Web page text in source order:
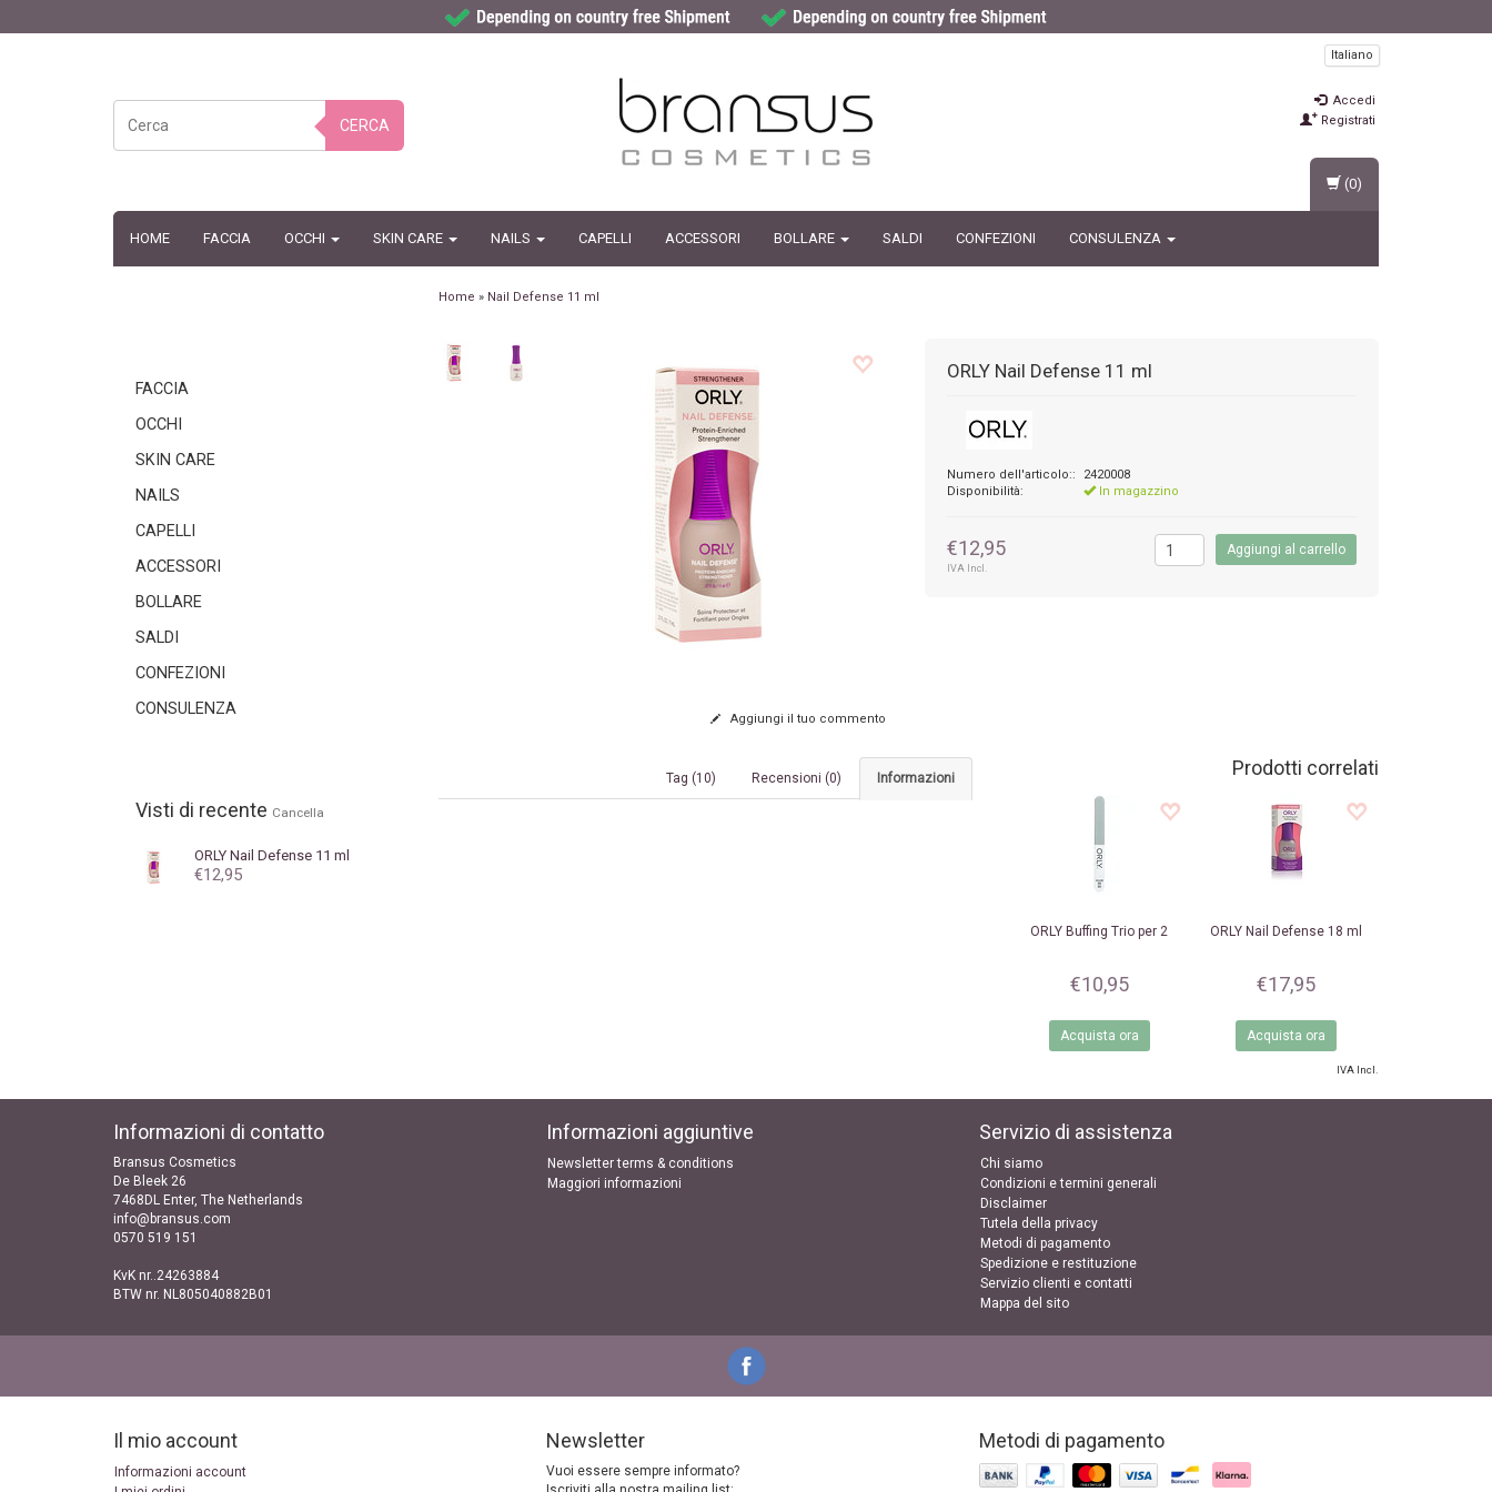
CERCA
Italiano
Accedi
Registrati
HOME FACCIA OCCHI SKIN CARE NAILS CAPELLI ACCESSORI BOLLARE SALDI CONFEZIONI CONSULENZA
(0)
FACCIA
OCCHI
SKIN CARE
NAILS
CAPELLI
ACCESSORI
BOLLARE
SALDI
CONFEZIONI
CONSULENZA
Visti di recente Cancella
ORLY Nail Defense 11 ml
€12,95
Home » Nail Defense 11 ml
ORLY Nail Defense 11 ml
Numero dell'articolo::
2420008
Disponibilità:
In magazzino
€12,95
IVA Incl.
Aggiungi il tuo commento
Informazioni
Recensioni (0)
Tag (10) Prodotti correlati
ORLY Buffing Trio per 2
€10,95
Acquista ora
ORLYNail Defense 18 ml
€17,95
Acquista ora
IVA Incl.
Informazioni di contatto
Bransus Cosmetics
De Bleek 26
7468DL Enter, The Netherlands
info@bransus.com
0570 519 151
KvK nr..24263884
BTW nr. NL805040882B01
Informazioni aggiuntive
Newsletter terms & conditions
Maggiori informazioni
Servizio di assistenza
Chi siamo
Condizioni e termini generali
Disclaimer
Tutela della privacy
Metodi di pagamento
Spedizione e restituzione
Servizio clienti e contatti
Mappa del sito
Il mio account
Informazioni account
Newsletter
Vuoi essere sempre informato?
Metodi di pagamento